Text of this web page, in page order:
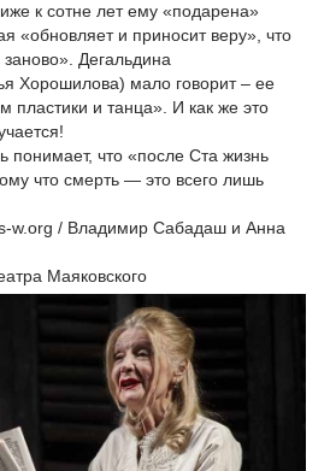
к сотне лет ему «подарена»
«обновляет и приносит веру», что
Дегальдина
Хорошилова) мало говорит – ее
пластики и танца». И как же это
понимает, что «после Ста жизнь
что смерть — это всего лишь
w.org / Владимир Сабадаш и Анна
Маяковского